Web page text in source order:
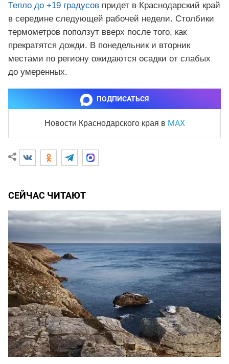
Тепло до +19 градусов придет в Краснодарский край
в середине следующей рабочей недели. Столбики
термометров поползут вверх после того, как
прекратятся дожди. В понедельник и вторник
местами по региону ожидаются осадки от слабых
до умеренных.
ПОДПИСАТЬСЯ
Новости Краснодарского края в MAX
СЕЙЧАС ЧИТАЮТ